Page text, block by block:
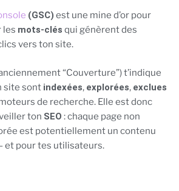
(GSC) est une mine d’or pour
les mots-clés qui génèrent des
vers ton site.
“Couverture”) t’indique
site sont indexées, explorées, exclues
de recherche. Elle est donc
ton SEO : chaque page non
est potentiellement un contenu
et pour tes utilisateurs.